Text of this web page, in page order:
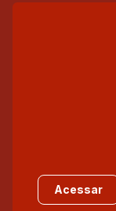
Acessar